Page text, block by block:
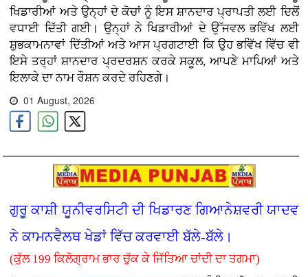
ਖਿਡਾਰੀਆਂ ਅਤੇ ਉਨ੍ਹਾਂ ਦੇ ਕੋਚਾਂ ਨੂੰ ਇਸ ਸ਼ਾਨਦਾਰ ਪ੍ਰਾਪਤੀ ਲਈ ਦਿਲੋਂ
ਵਧਾਈ ਦਿੱਤੀ ਗਈ। ਉਨ੍ਹਾਂ ਨੇ ਖਿਡਾਰੀਆਂ ਦੇ ਉੱਜਵਲ ਭਵਿੱਖ ਲਈ
ਸ਼ੁਭਕਾਮਨਾਵਾਂ ਦਿੱਤੀਆਂ ਅਤੇ ਆਸ ਪ੍ਰਗਟਾਈ ਕਿ ਉਹ ਭਵਿੱਖ ਵਿੱਚ ਵੀ
ਇਸੇ ਤਰ੍ਹਾਂ ਸ਼ਾਨਦਾਰ ਪ੍ਰਦਰਸ਼ਨ ਕਰਕੇ ਸਕੂਲ, ਆਪਣੇ ਮਾਪਿਆਂ ਅਤੇ
ਇਲਾਕੇ ਦਾ ਨਾਮ ਰੌਸ਼ਨ ਕਰਦੇ ਰਹਿਣਗੇ।
01 August, 2026
ਗੁਰੂ ਕਾਸ਼ੀ ਯੂਨੀਵਰਸਿਟੀ ਦੀ ਖਿਡਾਰਣ ਗਿਆਨੇਸ਼ਵਰੀ ਯਾਦਵ
ਨੇ ਕਾਮਨਵੈਲਥ ਖੇਡਾਂ ਵਿੱਚ ਕਰਵਾਈ ਬੱਲੇ-ਬੱਲੇ।
(ਕੁੱਲ 199 ਕਿਲੋਗ੍ਰਾਮ ਭਾਰ ਚੁੱਕ ਕੇ ਜਿੱਤਿਆ ਚਾਂਦੀ ਦਾ ਤਗਮਾ)